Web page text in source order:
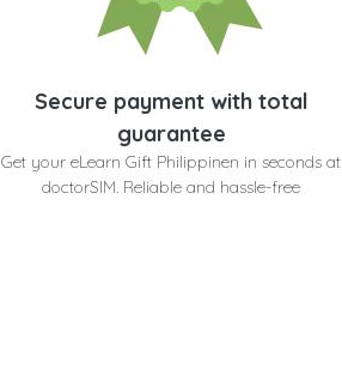
Secure payment with total
guarantee
Get your eLearn Gift Philippinen in seconds at
doctorSIM. Reliable and hassle-free